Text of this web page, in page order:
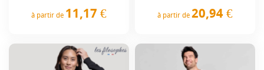
à partir de 11,17 € à partir de 20,94 €